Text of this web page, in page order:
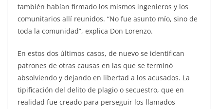
también habían firmado los mismos ingenieros y los
comunitarios allí reunidos. “No fue asunto mío, sino de
toda la comunidad”, explica Don Lorenzo.
En estos dos últimos casos, de nuevo se identifican
patrones de otras causas en las que se terminó
absolviendo y dejando en libertad a los acusados. La
tipificación del delito de plagio o secuestro, que en
realidad fue creado para perseguir los llamados